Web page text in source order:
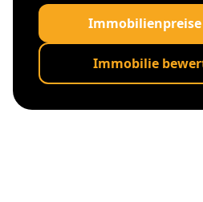
Immobilie